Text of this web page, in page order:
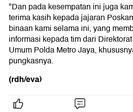
"Dan pada kesempatan ini juga
terima kasih kepada jajaran
binaan kami selama ini, yang
informasi kepada tim dari
Umum Polda Metro Jaya,
pungkasnya.
(rdh/eva)